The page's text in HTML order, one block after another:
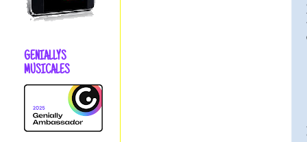
GENIALLYS
MUSICALES